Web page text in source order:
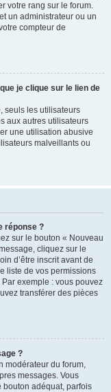
votre rang sur le forum.
un administrateur ou un
compteur de
je clique sur le lien de
seuls les utilisateurs
aux autres utilisateurs
une utilisation abusive
malveillants ou
réponse ?
sur le bouton « Nouveau
cliquez sur le
d’être inscrit avant de
liste de vos permissions
exemple : vous pouvez
transférer des pièces
?
modérateur du forum,
messages. Vous
bouton adéquat, parfois